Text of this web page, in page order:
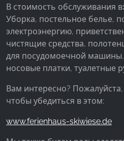
В стоимость обслуживания
Уборка, постельное белье,
электроэнергию,
чистящие средства,
для посудомоечной машины.
носовые платки, туалетные
Вам интересно?
чтобы убедиться в этом:
www.ferienhaus-skiwiese.de